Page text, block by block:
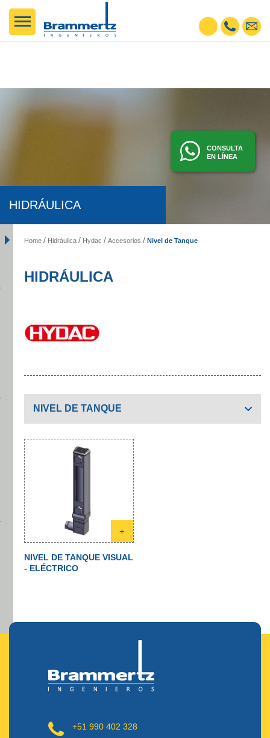
CONSULTA
EN LÍNEA
HIDRÁULICA
Home Hidráulica Hydac Accesorios Nivel de Tanque
HIDRÁULICA
NIVEL DE TANQUE
+
NIVEL DE TANQUE VISUAL
- ELÉCTRICO
+51 990 402 328